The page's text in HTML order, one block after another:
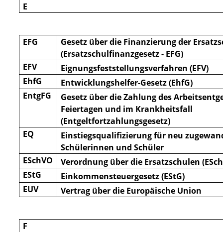
E
EFG
Gesetz über die Finanzierung der
(Ersatzschulfinanzgesetz - EFG)
EFV
Eignungsfeststellungsverfahren (EFV)
EhfG
Entwicklungshelfer-Gesetz (EhfG)
EntgFG
Gesetz über die Zahlung des
Feiertagen und im Krankheitsfall
(Entgeltfortzahlungsgesetz)
EQ
Einstiegsqualifizierung für neu
Schülerinnen und Schüler
ESchVO
Verordnung über die Ersatzschulen
EStG
Einkommensteuergesetz (EStG)
EUV
Vertrag über die Europäische Union
F